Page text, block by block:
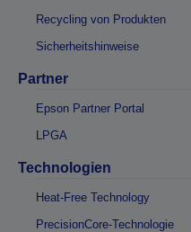
Recycling von Produkten
Sicherheitshinweise
Partner
Epson Partner Portal
LPGA
Technologien
Heat-Free Technology
PrecisionCore-Technologie